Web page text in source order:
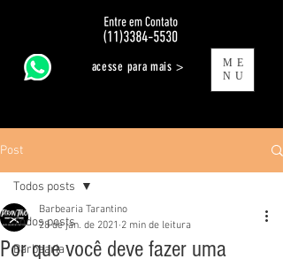
acesse para mais >
ME
NU
Post
Todos posts
Barbearia
Todos posts
Por que você deve fazer uma
Barbearia Tarantino
28 de jan. de 2021 2 min de leitura